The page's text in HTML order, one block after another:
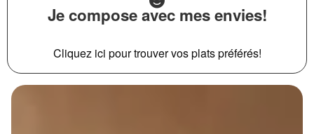
Je compose avec mes envies!
Cliquez ici pour trouver vos plats préférés!